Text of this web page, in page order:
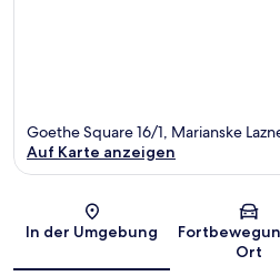
Karte
Goethe Square 16/1, Marianske
Auf Karte anzeigen
In der Umgebung
Ort